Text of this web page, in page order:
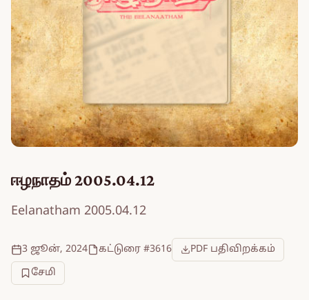
ஈழநாதம் 2005.04.12
Eelanatham 2005.04.12
3 ஜூன், 2024 கட்டுரை #3616
PDF பதிவிறக்கம்
சேமி